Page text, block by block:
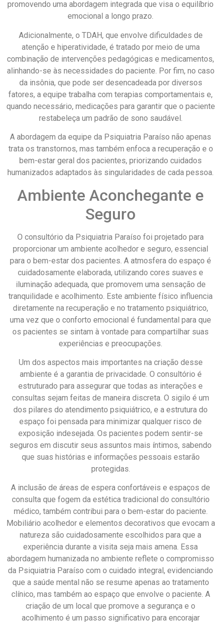
promovendo uma abordagem integrada que visa o equilíbrio
emocional a longo prazo.
Adicionalmente, o TDAH, que envolve dificuldades de
atenção e hiperatividade, é tratado por meio de uma
combinação de intervenções pedagógicas e medicamentos,
alinhando-se às necessidades do paciente. Por fim, no caso
da insônia, que pode ser desencadeada por diversos
fatores, a equipe trabalha com terapias comportamentais e,
quando necessário, medicações para garantir que o paciente
restabeleça um padrão de sono saudável.
A abordagem da equipe da Psiquiatria Paraíso não apenas
trata os transtornos, mas também enfoca a recuperação e o
bem-estar geral dos pacientes, priorizando cuidados
humanizados adaptados às singularidades de cada pessoa.
Ambiente Aconchegante e
Seguro
O consultório da Psiquiatria Paraíso foi projetado para
proporcionar um ambiente acolhedor e seguro, essencial
para o bem-estar dos pacientes. A atmosfera do espaço é
cuidadosamente elaborada, utilizando cores suaves e
iluminação adequada, que promovem uma sensação de
tranquilidade e acolhimento. Este ambiente físico influencia
diretamente na recuperação e no tratamento psiquiátrico,
uma vez que o conforto emocional é fundamental para que
os pacientes se sintam à vontade para compartilhar suas
experiências e preocupações.
Um dos aspectos mais importantes na criação desse
ambiente é a garantia de privacidade. O consultório é
estruturado para assegurar que todas as interações e
consultas sejam feitas de maneira discreta. O sigilo é um
dos pilares do atendimento psiquiátrico, e a estrutura do
espaço foi pensada para minimizar qualquer risco de
exposição indesejada. Os pacientes podem sentir-se
seguros em discutir seus assuntos mais íntimos, sabendo
que suas histórias e informações pessoais estarão
protegidas.
A inclusão de áreas de espera confortáveis e espaços de
consulta que fogem da estética tradicional do consultório
médico, também contribui para o bem-estar do paciente.
Mobiliário acolhedor e elementos decorativos que evocam a
natureza são cuidadosamente escolhidos para que a
experiência durante a visita seja mais amena. Essa
abordagem humanizada no ambiente reflete o compromisso
da Psiquiatria Paraíso com o cuidado integral, evidenciando
que a saúde mental não se resume apenas ao tratamento
clínico, mas também ao espaço que envolve o paciente. A
criação de um local que promove a segurança e o
acolhimento é um passo significativo para encorajar